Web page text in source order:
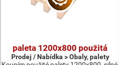
paleta 1200x800 použitá
Prodej / Nabídka > Obaly, palety